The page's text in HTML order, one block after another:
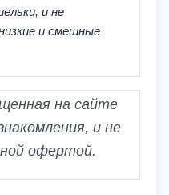
и не
и смешные
на сайте
и не
офертой.